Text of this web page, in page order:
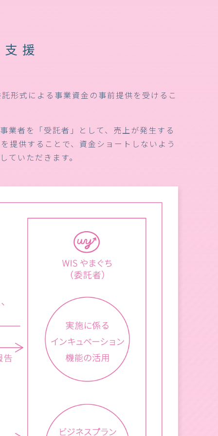
援
形式による事業資金の事前提供を受けるこ
業者を「受託者」として、売上が発生する
提供することで、資金ショートしないよう
いただきます。